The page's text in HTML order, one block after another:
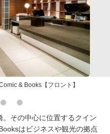
& Books【フロント】
その中心に位置するクイン
はビジネスや観光の拠点